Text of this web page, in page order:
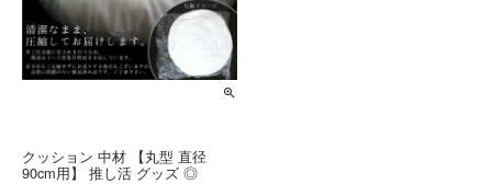
クッション 中材 【丸型 直径
90cm用】 推し活 グッズ ◎